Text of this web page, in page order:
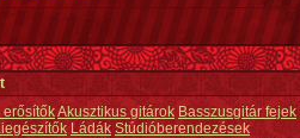
erősítőkAkusztikus gitárok Basszusgitár fejek
Ládák Stúdióberendezések